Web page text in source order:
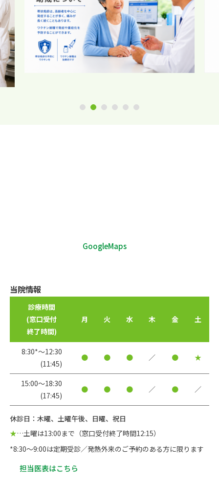
1 2 3 4 5 6
GoogleMaps
当院情報
診療時間
(窓口受付
終了時間)
月 火 水 木 金 土
8:30*〜12:30
(11:45)
● ● ● ／ ● ★
15:00〜18:30
(17:45)
● ● ● ／ ● ／
休診日：木曜、土曜午後、日曜、祝日
★…土曜は13:00まで（窓口受付終了時間12:15）
*8:30～9:00は定期受診／発熱外来のご予約のある方に限ります
担当医表はこちら